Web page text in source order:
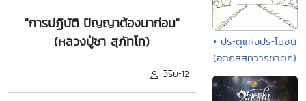
"การปฏิบัติ ปัญญาต้องมาก่อน"
(หลวงปู่ชา สุภัทโท)
วิริยะ12
• ประตูแห่งประโยชน์
(อัตถัสสทวารชาดก)